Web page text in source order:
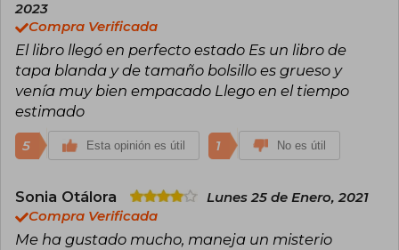
2023
Compra Verificada
El libro llegó en perfecto estado Es un libro de
tapa blanda y de tamaño bolsillo es grueso y
venía muy bien empacado Llego en el tiempo
estimado
5 Esta opinión es útil 1 No es útil
Sonia Otálora
Lunes 25 de Enero, 2021
Compra Verificada
Me ha gustado mucho, maneja un misterio